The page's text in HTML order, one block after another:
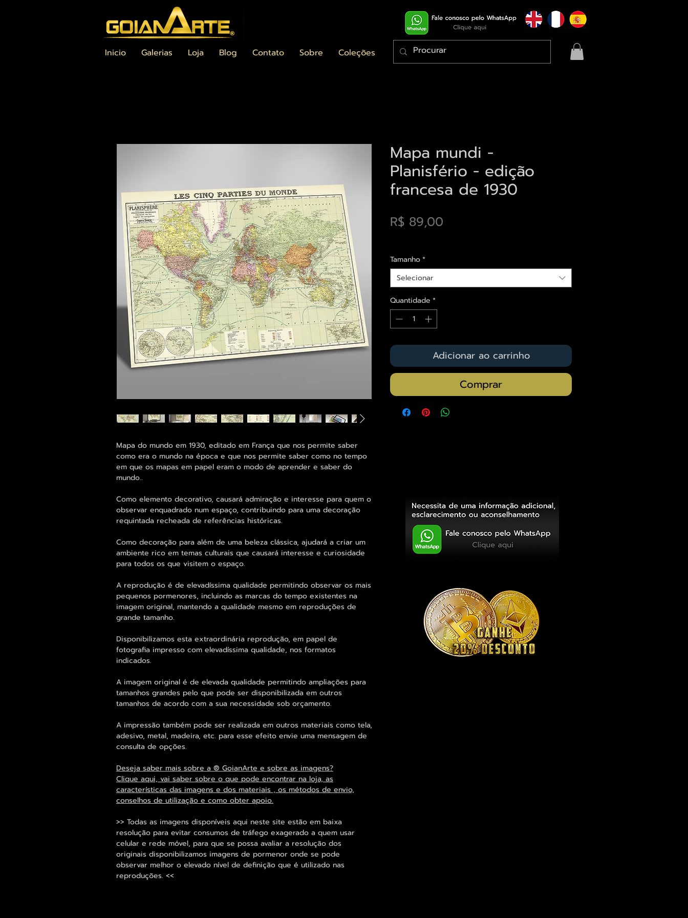
Inicio Galerias Loja Blog Contato Sobre Coleções
Mapa do mundo em 1930, editado em França que nos permite saber
como era o mundo na época e que nos permite saber como no tempo
em que os mapas em papel eram o modo de aprender e saber do
mundo..
Como elemento decorativo, causará admiração e interesse para quem o
observar enquadrado num espaço, contribuindo para uma decoração
requintada recheada de referências históricas.
Como decoração para além de uma beleza clássica, ajudará a criar um
ambiente rico em temas culturais que causará interesse e curiosidade
para todos os que visitem o espaço.
A reprodução é de elevadíssima qualidade permitindo observar os mais
pequenos pormenores, incluindo as marcas do tempo existentes na
imagem original, mantendo a qualidade mesmo em reproduções de
grande tamanho.
Disponibilizamos esta extraordinária reprodução, em papel de
fotografia impresso com elevadíssima qualidade, nos formatos
indicados.
A imagem original é de elevada qualidade permitindo ampliações para
tamanhos grandes pelo que pode ser disponibilizada em outros
tamanhos de acordo com a sua necessidade sob orçamento.
A impressão também pode ser realizada em outros materiais como tela,
adesivo, metal, madeira, etc. para esse efeito envie uma mensagem de
consulta de opções.
Deseja saber mais sobre a ® GoianArte e sobre as imagens?
Clique aqui, vai saber sobre o que pode encontrar na loja, as
características das imagens e dos materiais , os métodos de envio,
conselhos de utilização e como obter apoio.
>> Todas as imagens disponíveis aqui neste site estão em baixa
resolução para evitar consumos de tráfego exagerado a quem usar
celular e rede móvel, para que se possa avaliar a resolução dos
originais disponibilizamos imagens de pormenor onde se pode
observar melhor o elevado nível de definição que é utilizado nas
reproduções. <<
Mapa mundi -
Planisfério - edição
francesa de 1930
R$ 89,00
Tamanho*
Selecionar
Quantidade *
Adicionar ao carrinho
Comprar